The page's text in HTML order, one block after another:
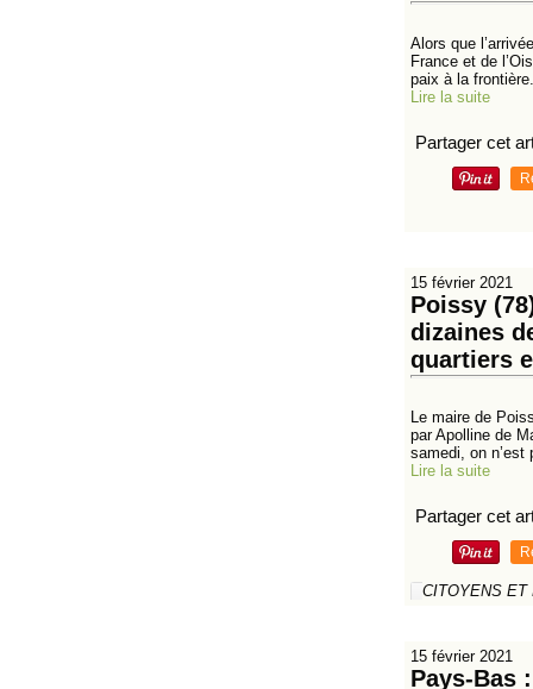
Alors que
France et de
paix à la
Lire la suite
Partager cet
15 février 2021
Poissy
dizaines
quartiers
Le maire de
par Apolline de
samedi, on n’est
Lire la suite
Partager cet
CITOYENS ET
15 février 2021
Pays-Bas